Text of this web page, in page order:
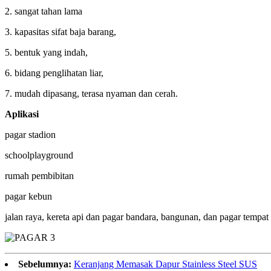
2. sangat tahan lama
3. kapasitas sifat baja barang,
5. bentuk yang indah,
6. bidang penglihatan liar,
7. mudah dipasang, terasa nyaman dan cerah.
Aplikasi
pagar stadion
schoolplayground
rumah pembibitan
pagar kebun
jalan raya, kereta api dan pagar bandara, bangunan, dan pagar
Sebelumnya: Keranjang Memasak Dapur Stainless Steel SUS